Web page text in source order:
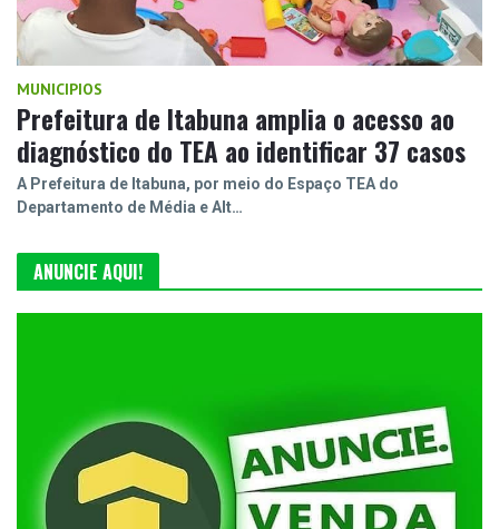
MUNICIPIOS
Prefeitura de Itabuna amplia o acesso ao
diagnóstico do TEA ao identificar 37 casos
A Prefeitura de Itabuna, por meio do Espaço TEA do
Departamento de Média e Alt…
ANUNCIE AQUI!